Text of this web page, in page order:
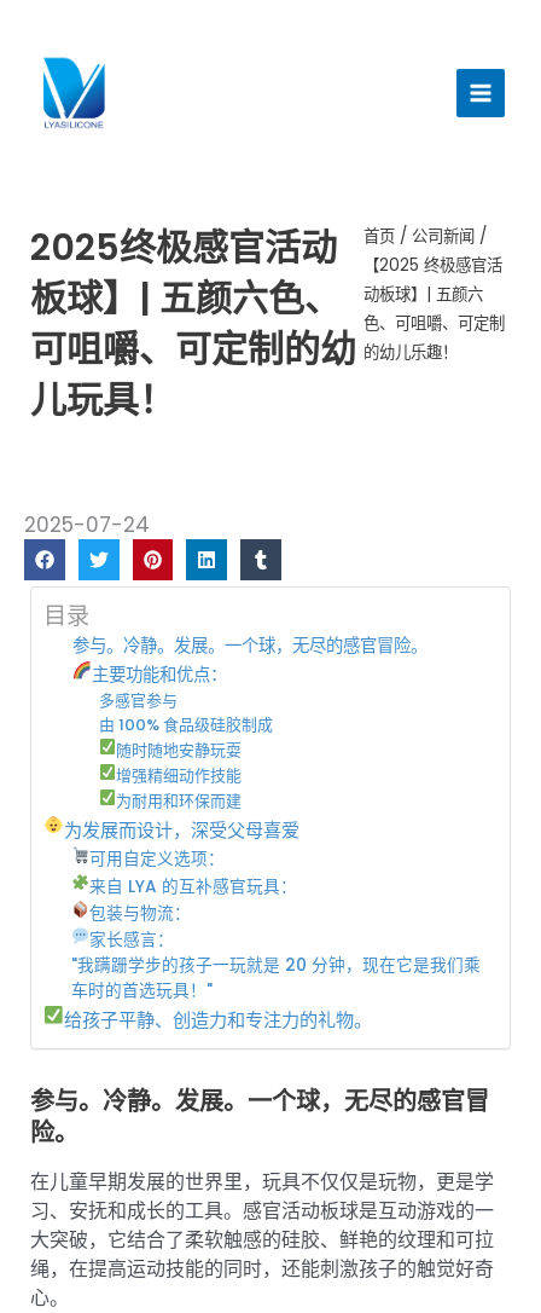
菜
2025终极感官活动
板球】| 五颜六色、
可咀嚼、可定制的幼
儿玩具！
首页 / 公司新闻 /
【2025 终极感官活
动板球】| 五颜六
色、可咀嚼、可定制
的幼儿乐趣！
2025-07-24
目录
参与。冷静。发展。一个球，无尽的感官冒险。
主要功能和优点：
多感官参与
由 100% 食品级硅胶制成
随时随地安静玩耍
增强精细动作技能
为耐用和环保而建
为发展而设计，深受父母喜爱
可用自定义选项：
来自 LYA 的互补感官玩具：
包装与物流：
家长感言：
"我蹒跚学步的孩子一玩就是 20 分钟，现在它是我们乘
车时的首选玩具！"
给孩子平静、创造力和专注力的礼物。
参与。冷静。发展。一个球，无尽的感官冒
险。
在儿童早期发展的世界里，玩具不仅仅是玩物，更是学
习、安抚和成长的工具。感官活动板球是互动游戏的一
大突破，它结合了柔软触感的硅胶、鲜艳的纹理和可拉
绳，在提高运动技能的同时，还能刺激孩子的触觉好奇
心。